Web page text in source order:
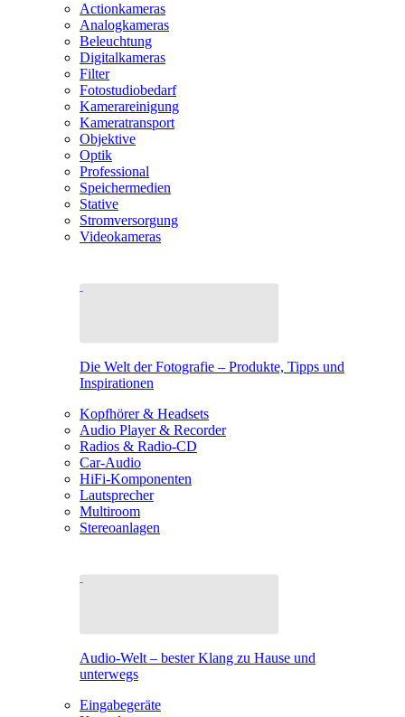
Actionkameras
Analogkameras
Beleuchtung
Digitalkameras
Filter
Fotostudiobedarf
Kamerareinigung
Kameratransport
Objektive
Optik
Professional
Speichermedien
Stative
Stromversorgung
Videokameras
Die Welt der Fotografie – Produkte, Tipps und
Inspirationen
Kopfhörer & Headsets
Audio Player & Recorder
Radios & Radio-CD
Car-Audio
HiFi-Komponenten
Lautsprecher
Multiroom
Stereoanlagen
Audio-Welt – bester Klang zu Hause und
unterwegs
Eingabegeräte